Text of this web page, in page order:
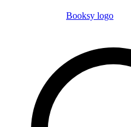
Booksy logo